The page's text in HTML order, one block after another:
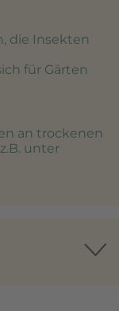
die Insekten
für Gärten
an trockenen
unter